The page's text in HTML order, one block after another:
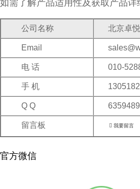
如需了解产品适用性及获取产品详
公司名称 北京卓悦
Email
电 话 010-
手 机
Q Q
留言板  我要留言
官方微信